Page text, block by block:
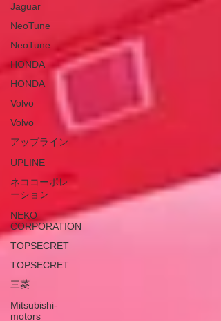
Jaguar
NeoTune
NeoTune
HONDA
HONDA
Volvo
Volvo
アップライン
UPLINE
ネココーポレ
ーション
NEKO
CORPORATION
TOPSECRET
TOPSECRET
三菱
Mitsubishi-
motors